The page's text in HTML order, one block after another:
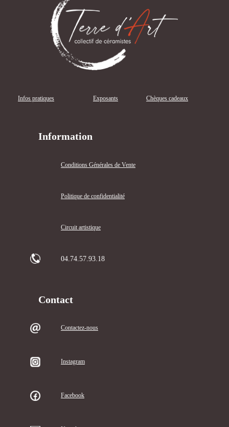
Infos pratiques Exposants Chèques cadeaux
Information
Conditions Générales de Vente
Politique de confidentialité
Circuit artistique
04.74.57.93.18
Contact
Contactez-nous
Instagram
Facebook